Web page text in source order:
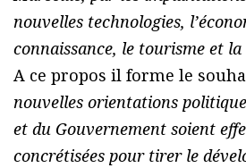
nouvelles technologies,
connaissance, le tourisme et
A ce propos il forme le
nouvelles orientations
et du Gouvernement soient
concrétisées pour tirer le